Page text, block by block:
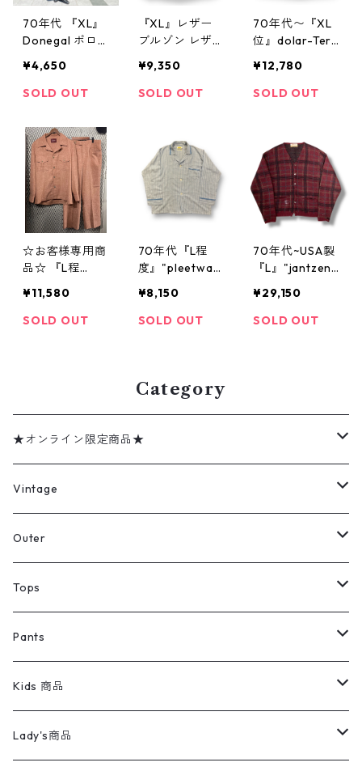
70年代 『XL』
Donegal ポロ
ピスタチオカラ
ー 古着 古着屋
ージ a23724
¥4,650
SOLD OUT
『XL』レザー
ブルゾン レザ
カーディガン
ジップカーディ
ット スエード
切替 ベージュ
ゴールド 古着
古着屋 高円寺
ビンテージ n40
¥9,350
SOLD OUT
70年代〜『XL
位』dolar-Terl
ツ ビンテージ
シャツ キュー
白 古着 古着屋
高円寺 ビンテ
ージ n40517
¥12,780
SOLD OUT
☆お客様専用商
品☆ 『L程
y" セットアッ
プ 茶色 古着 古
¥11,580
SOLD OUT
70年代『L程
度』"pleetwa
ャツ ヴィンテ
ージシャツ 長
柄 ストライプ
青 水色 白 古着
ビンテージ n40
¥8,150
SOLD OUT
70年代~USA製
『L』"jantzen"
ガン ボロ ヴィ
ンテージセータ
¥29,150
SOLD OUT
Category
★オンライン限定商品★
ミリタリーデッドストック
アウター
デニムジャケット
トップス
半袖シャツ
長袖シャツ
パンツ
デニムパンツ
ミリタリーパンツ
レディース
アウター
キッズ
Vintage
Jacket
Tee
Sweat Shirts
REVERSE WEAVE
Pants
Shirts
Outer
コート
デニムジャケット
ミリタリージャケット
スウィングトップ
Tops
Tシャツ
長袖シャツ
ブランドシャツ
半袖シャツ
Pants
デニムパンツ
501,505
ミリタリーパンツ
Kids 商品
Vintage
Lady's商品